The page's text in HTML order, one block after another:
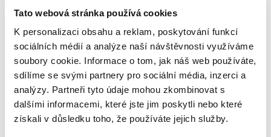
Tato webová stránka používá cookies
K personalizaci obsahu a reklam, poskytování funkcí
sociálních médií a analýze naší návštěvnosti využíváme
soubory cookie. Informace o tom, jak náš web používáte,
sdílíme se svými partnery pro sociální média, inzerci a
analýzy. Partneři tyto údaje mohou zkombinovat s
dalšími informacemi, které jste jim poskytli nebo které
získali v důsledku toho, že používáte jejich služby.
Lékárna
Novinky
Poradna
Kontakty
Mapa nemocnice